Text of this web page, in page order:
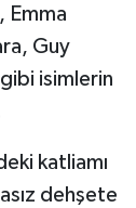
Emma
Guy
isimlerin
katliamı
dehşete